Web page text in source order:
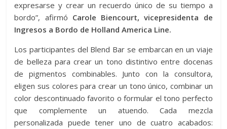
expresarse y crear un recuerdo único de su tiempo a
bordo”, afirmó Carole Biencourt, vicepresidenta de
Ingresos a Bordo de Holland America Line.
Los participantes del Blend Bar se embarcan en un viaje
de belleza para crear un tono distintivo entre docenas
de pigmentos combinables. Junto con la consultora,
eligen sus colores para crear un tono único, combinar un
color descontinuado favorito o formular el tono perfecto
que complemente un atuendo. Cada mezcla
personalizada puede tener uno de cuatro acabados: